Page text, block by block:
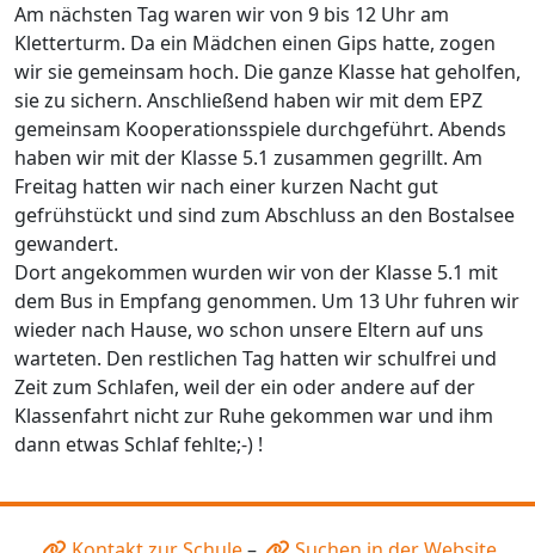
Am nächsten Tag waren wir von 9 bis 12 Uhr am
Kletterturm. Da ein Mädchen einen Gips hatte, zogen
wir sie gemeinsam hoch. Die ganze Klasse hat geholfen,
sie zu sichern. Anschließend haben wir mit dem EPZ
gemeinsam Kooperationsspiele durchgeführt. Abends
haben wir mit der Klasse 5.1 zusammen gegrillt. Am
Freitag hatten wir nach einer kurzen Nacht gut
gefrühstückt und sind zum Abschluss an den Bostalsee
gewandert.
Dort angekommen wurden wir von der Klasse 5.1 mit
dem Bus in Empfang genommen. Um 13 Uhr fuhren wir
wieder nach Hause, wo schon unsere Eltern auf uns
warteten. Den restlichen Tag hatten wir schulfrei und
Zeit zum Schlafen, weil der ein oder andere auf der
Klassenfahrt nicht zur Ruhe gekommen war und ihm
dann etwas Schlaf fehlte;-) !